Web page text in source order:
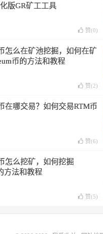
版GR矿工工具
赞(0)
怎么在矿池挖掘，如何在矿
币的方法和教程
赞(2)
在哪交易？如何交易RTM币
赞(6)
怎么挖矿，如何挖掘
方法和教程
赞(5)